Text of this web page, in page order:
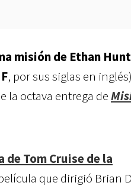
misión de Ethan Hunt
, por sus siglas en
la octava entrega de
de Tom Cruise de la
que dirigió Brian